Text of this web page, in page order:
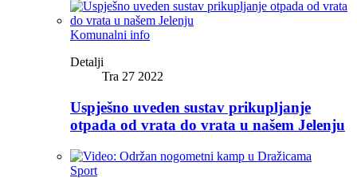
Komunalni info
Detalji
Tra 27 2022
Uspješno uveden sustav prikupljanje
otpada od vrata do vrata u našem Jelenju
Sport